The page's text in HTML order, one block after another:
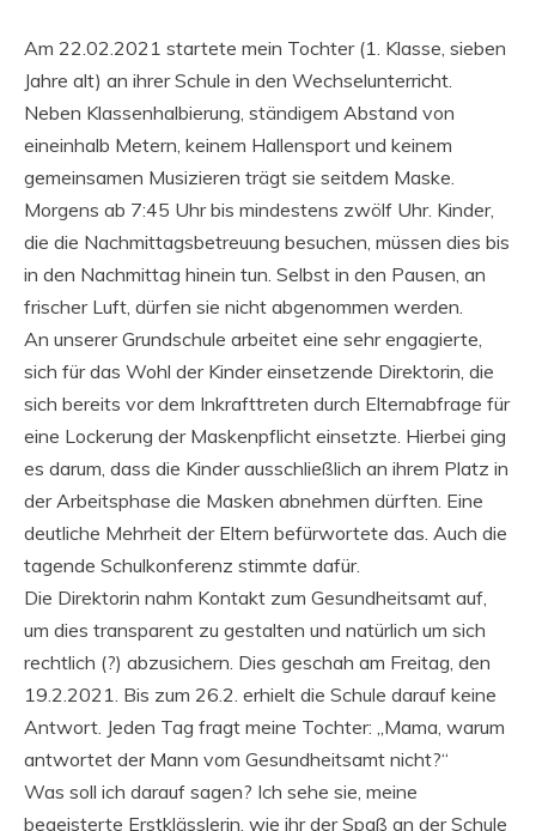
Am 22.02.2021 startete mein Tochter (1. Klasse, sieben
Jahre alt) an ihrer Schule in den Wechselunterricht.
Neben Klassenhalbierung, ständigem Abstand von
eineinhalb Metern, keinem Hallensport und keinem
gemeinsamen Musizieren trägt sie seitdem Maske.
Morgens ab 7:45 Uhr bis mindestens zwölf Uhr. Kinder,
die die Nachmittagsbetreuung besuchen, müssen dies bis
in den Nachmittag hinein tun. Selbst in den Pausen, an
frischer Luft, dürfen sie nicht abgenommen werden.
An unserer Grundschule arbeitet eine sehr engagierte,
sich für das Wohl der Kinder einsetzende Direktorin, die
sich bereits vor dem Inkrafttreten durch Elternabfrage für
eine Lockerung der Maskenpflicht einsetzte. Hierbei ging
es darum, dass die Kinder ausschließlich an ihrem Platz in
der Arbeitsphase die Masken abnehmen dürften. Eine
deutliche Mehrheit der Eltern befürwortete das. Auch die
tagende Schulkonferenz stimmte dafür.
Die Direktorin nahm Kontakt zum Gesundheitsamt auf,
um dies transparent zu gestalten und natürlich um sich
rechtlich (?) abzusichern. Dies geschah am Freitag, den
19.2.2021. Bis zum 26.2. erhielt die Schule darauf keine
Antwort. Jeden Tag fragt meine Tochter: „Mama, warum
antwortet der Mann vom Gesundheitsamt nicht?“
Was soll ich darauf sagen? Ich sehe sie, meine
begeisterte Erstklässlerin, wie ihr der Spaß an der Schule